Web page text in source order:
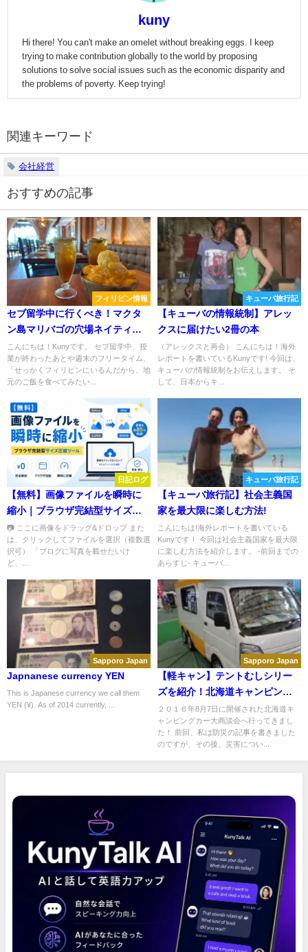
kuny
Hi there! You can't make an omelet without breaking eggs. I keep
trying to make contribution globally to the world by proposing
solutions to solve social issues such as the economic disparity and
the problems of poverty. Keep trying!
関連キーワード
会社経営
おすすめの記事
フィリピン情報
セブ留学中に行くべき！マクタ
ン島マリバゴの穴場ネイティブ
レストラン「Labuyo」でフィリ
ピン料理＆マンゴースイーツを
堪能してきた！
こんにちは！Kunyです。 セブ留学中、授
業が終わったあとや週末のフリータイム、
「せっかくフィリピンにいるんだから、地
元のご飯を食べてみたい...
キューバ旅行記
【キューバの情報統制】アレッ
クスに届けたい2冊の本
（アレックスと再会） こんにちは！海外
レポートを書いているKunyです! 今回は、
キューバの情報統制をお伝えします。 そ
して、日本からキ...
日記ログ
【無料】画像ファイルを瞬時に
縮小｜ブラウザ完結型サイズ圧
縮ツール
📷 ここに画像をドラッグ&ドロップ また
は、クリックしてファイルを選択（複数選
択可） 「ブログに写真を載せたいけ
ど、...
キューバ旅行記
【キューバ旅行記】社会主義国
家を最大限に楽しむ方法!
こんにちは!海外レポートを書いている
Kunyです！ 今回は社会主義国家を最大限
に楽しむ方法を紹介します。 ‐前回までの
あらすじ‐ キューバ...
Sapporo Japan
Japnanese currency YEN
This is Japanese currency we call them
YEN (¥). As of 2014 currently, ...
Sapporo Japan
【軽キャン】テントむしシリー
ズを紹介！北海道キャンピング
カー大商談会 in 2016
２０１６年8月7日に開催された北海道キ
ャンピングカー大商談会へ行ってきまし
た！ 前回、私は防災の記事を書きました
のですが、その後、災害につい...